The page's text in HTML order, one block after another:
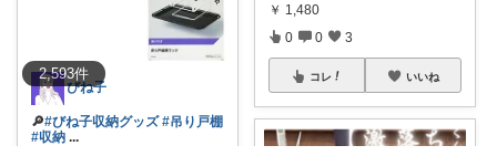
2,593件
びね子
🔎#びね子収納グッズ #吊り戸棚
#収納 ...
￥ 1,480
0 0 3
コレ いいね